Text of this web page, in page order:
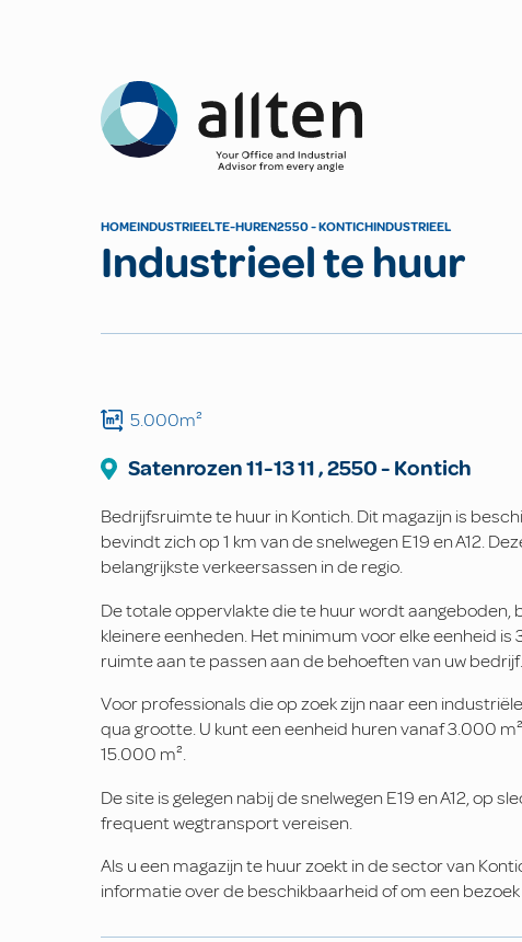
Allten
HOMEINDUSTRIEELTE-HUREN2550 - KONTICHINDUSTRIEEL
Industrieel te huur
5.000m²
Satenrozen 11-1311,2550- Kontich
Bedrijfsruimte te huur in Kontich. Dit magazijn is
bevindt zich op 1 km van de snelwegen E19 en A12.
belangrijkste verkeersassen in de regio.
De totale oppervlakte die te huur wordt aangeboden,
kleinere eenheden. Het minimum voor elke eenheid
ruimte aan te passen aan de behoeften van uw bedrijf.
Voor professionals die op zoek zijn naar een
qua grootte. U kunt een eenheid huren vanaf 3.000
15.000 m².
De site is gelegen nabij de snelwegen E19 en A12, op
frequent wegtransport vereisen.
Als u een magazijn te huur zoekt in de sector van
informatie over de beschikbaarheid of om een